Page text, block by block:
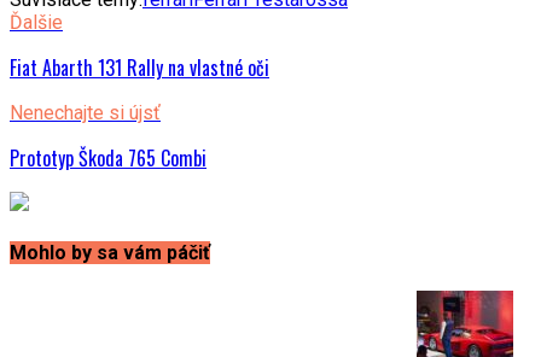
Ďalšie
Fiat Abarth 131 Rally na vlastné oči
Nenechajte si újsť
Prototyp Škoda 765 Combi
Mohlo by sa vám páčiť